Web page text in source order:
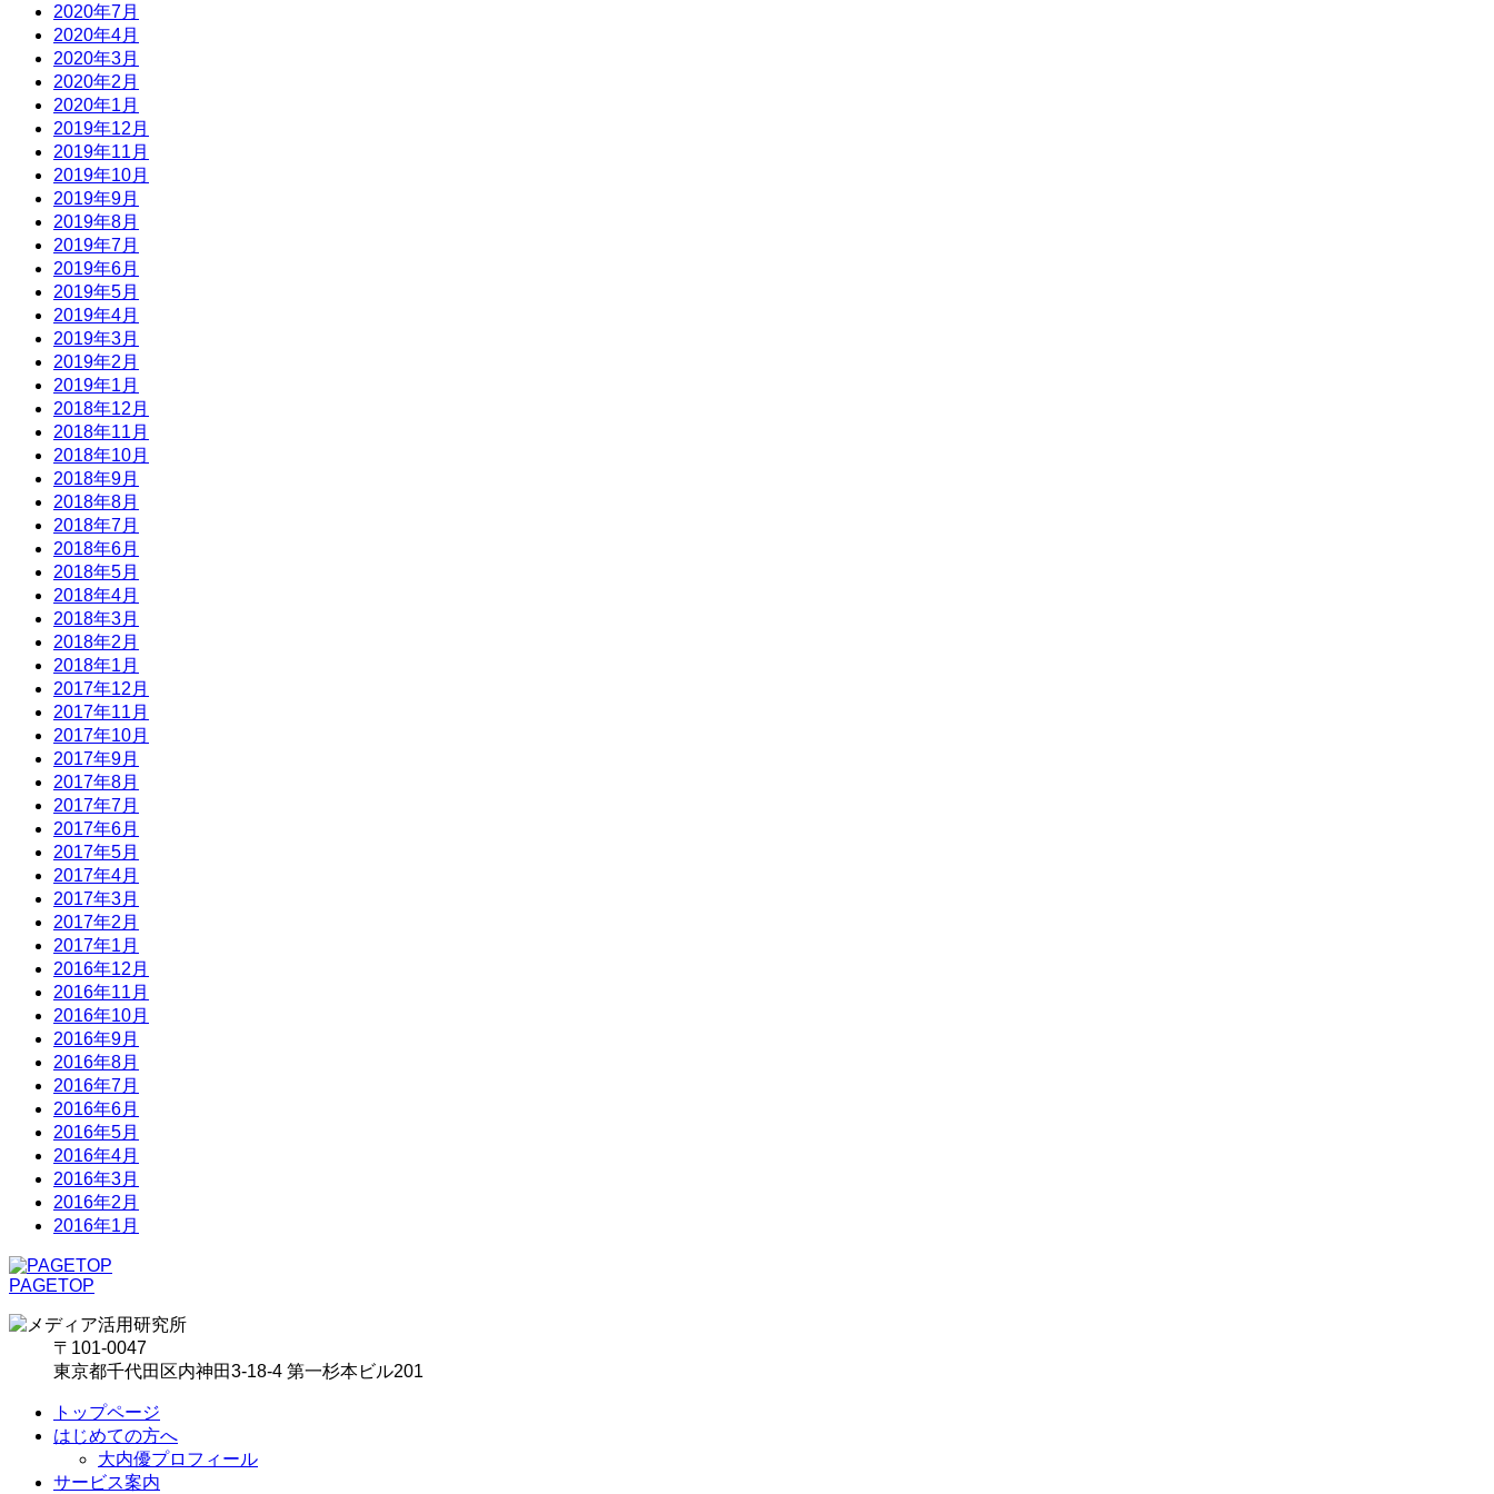
2020年7月
2020年4月
2020年3月
2020年2月
2020年1月
2019年12月
2019年11月
2019年10月
2019年9月
2019年8月
2019年7月
2019年6月
2019年5月
2019年4月
2019年3月
2019年2月
2019年1月
2018年12月
2018年11月
2018年10月
2018年9月
2018年8月
2018年7月
2018年6月
2018年5月
2018年4月
2018年3月
2018年2月
2018年1月
2017年12月
2017年11月
2017年10月
2017年9月
2017年8月
2017年7月
2017年6月
2017年5月
2017年4月
2017年3月
2017年2月
2017年1月
2016年12月
2016年11月
2016年10月
2016年9月
2016年8月
2016年7月
2016年6月
2016年5月
2016年4月
2016年3月
2016年2月
2016年1月
PAGETOP
〒101-0047
東京都千代田区内神田3-18-4 第一杉本ビル201
トップページ
はじめての方へ
大内優プロフィール
サービス案内